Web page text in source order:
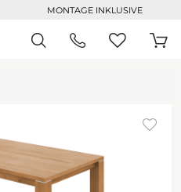
MONTAGE INKLUSIVE